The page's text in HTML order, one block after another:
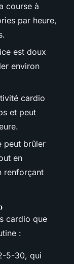
course à
par heure,
est doux
environ
cardio
et peut
peut brûler
en
renforçant
cardio que
:
5-30, qui